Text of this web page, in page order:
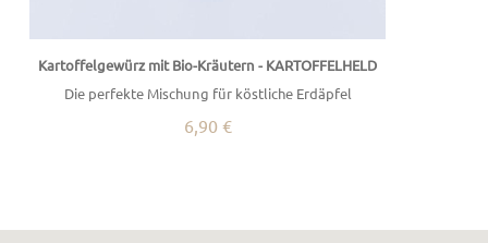
Kartoffelgewürz mit Bio-Kräutern - KARTOFFELHELD
Die perfekte Mischung für köstliche Erdäpfel
6,90 €